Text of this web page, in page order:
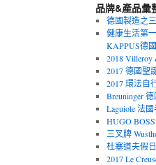
品牌&產品彙
德國製造之
健康生活第
KAPPUS德
2018 Villeroy
2017 德國聖
2017 環法自
Breuninger
Laguiole 法
HUGO
三叉牌
杜塞道夫假
2017 Le